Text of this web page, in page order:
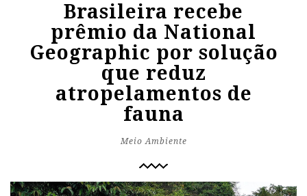
Brasileira recebe
prêmio da National
Geographic por solução
que reduz
atropelamentos de
fauna
Meio Ambiente